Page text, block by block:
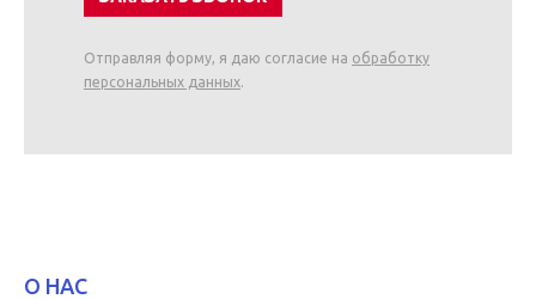
Отправляя форму, я даю согласие на обработку
персональных данных.
О НАС